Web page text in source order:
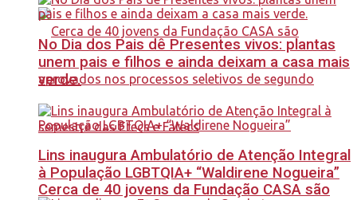
Cerca de 40 jovens da Fundação CASA são
No Dia dos Pais dê Presentes vivos: plantas
unem pais e filhos e ainda deixam a casa mais
verde.
Lins inaugura Ambulatório de Atenção Integral
à População LGBTQIA+ “Waldirene Nogueira”